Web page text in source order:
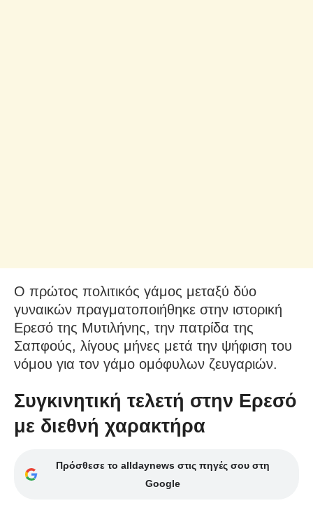
Ο πρώτος πολιτικός γάμος μεταξύ δύο
γυναικών πραγματοποιήθηκε στην ιστορική
Ερεσό της Μυτιλήνης, την πατρίδα της
Σαπφούς, λίγους μήνες μετά την ψήφιση του
νόμου για τον γάμο ομόφυλων ζευγαριών.
Συγκινητική τελετή στην Ερεσό
με διεθνή χαρακτήρα
Πρόσθεσε το alldaynews στις πηγές σου στη
Google